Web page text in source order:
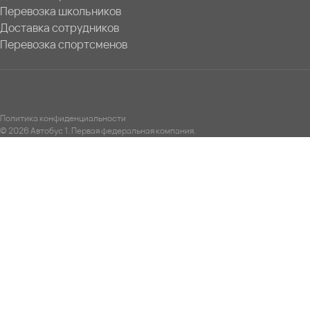
Перевозка школьников
Доставка сотрудников
Перевозка спортсменов
Политика конфиденциальности
© 2026 Автобус 1. Первая федеральная компания.